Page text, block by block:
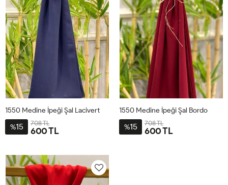
1550 Medine İpeği Şal Lacivert
%15 708 TL
600 TL
1550 Medine İpeği Şal Bordo
%15 708 TL
600 TL